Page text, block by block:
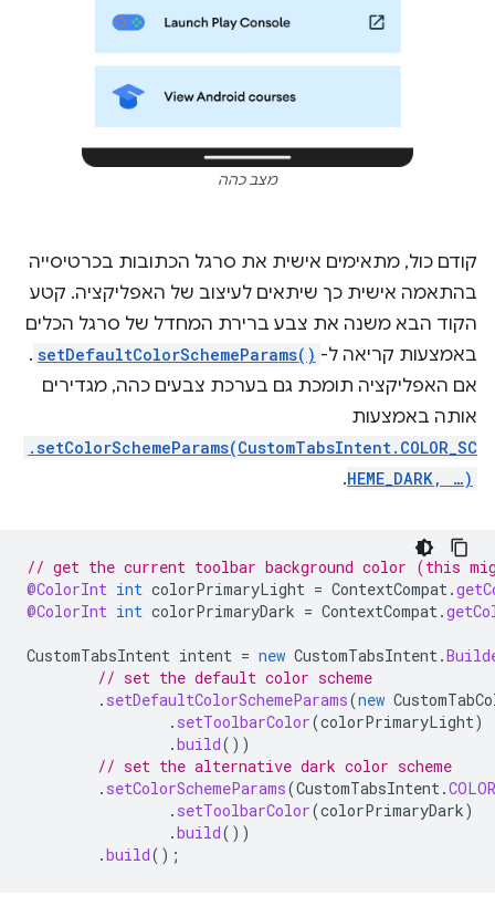
מצב כהה
קודם כול, מתאימים אישית את סרגל הכתובות בכרטיסייה
בהתאמה אישית כך שיתאים לעיצוב של האפליקציה. קטע
הקוד הבא משנה את צבע ברירת המחדל של סרגל הכלים
באמצעות קריאה ל- setDefaultColorSchemeParams()
.
אם האפליקציה תומכת גם בערכת צבעים כהה, מגדירים
אותה באמצעות
.setColorSchemeParams(CustomTabsIntent.COLOR_SC
HEME_DARK, …)
.
// get the current toolbar background color (this
@ColorInt int colorPrimaryLight = ContextCompat.
@ColorInt int colorPrimaryDark = ContextCompat.
CustomTabsIntent intent = new CustomTabsIntent.
// set the default color scheme
. setDefaultColorSchemeParams(new
. setToolbarColor(colorPrimaryLight)
.build())
// set the alternative dark color scheme
. setColorSchemeParams(CustomTabsIntent.
. setToolbarColor(colorPrimaryDark)
.build())
.build();